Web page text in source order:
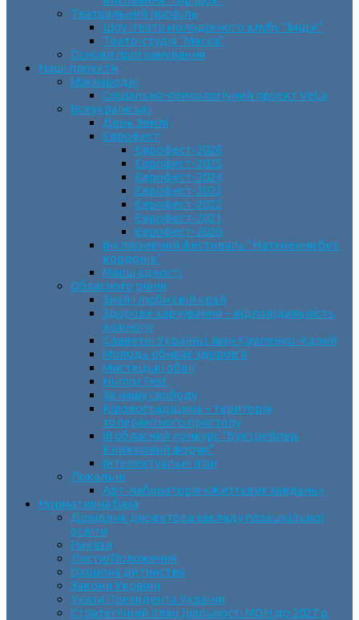
Театральний профіль
Шоу-театр молодіжного клубу “Імідж”
Театр-студія “Маска”
Основи програмування
Наші проєкти
Міжнародні
Соціально-психологічний проєкт VeLa
Всеукраїнські
День Землі
Єврофест
Єврофест-2026
Єврофест-2025
Єврофест-2024
Єврофест-2023
Єврофест-2022
Єврофест-2021
Єврофест-2020
Інклюзивний фестиваль “Натхнення без
кордонів”
Марш єдності
Обласного рівня
Знай і люби свій край
Здорове харчування – відповідальність
кожного
Славетні Українці. Іван Карпенко-Карий
Молодь обирає здоров’я
Мистецькі обрії
Humor Fest
За нашу свободу
Кіровоградщина – територія
толерантного простору
ІII обласний конкурс “Буктрейлер.
Книжковий форум”
Інтелектуальні ігри
Локальні
Арт-лабораторія «Життєвих завдань»
Нормативна база
Довідник директора закладу позашкільної
освіти
Накази
Листи/Положення
Охорона дитинства
Закони України
Укази Президента України
Стратегічний план діяльності МОН до 2027 р.